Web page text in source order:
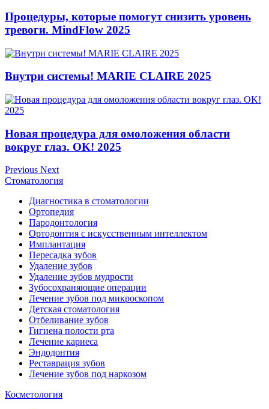
Процедуры, которые помогут снизить уровень
тревоги. MindFlow 2025
Внутри системы! MARIE CLAIRE 2025
Новая процедура для омоложения области
вокруг глаз. OK! 2025
Previous Next
Стоматология
Диагностика в стоматологии
Ортопедия
Пародонтология
Ортодонтия с искусственным интеллектом
Имплантация
Пересадка зубов
Удаление зубов
Удаление зубов мудрости
Зубосохраняющие операции
Лечение зубов под микроскопом
Детская стоматология
Отбеливание зубов
Гигиена полости рта
Лечение кариеса
Эндодонтия
Реставрация зубов
Лечение зубов под наркозом
Косметология